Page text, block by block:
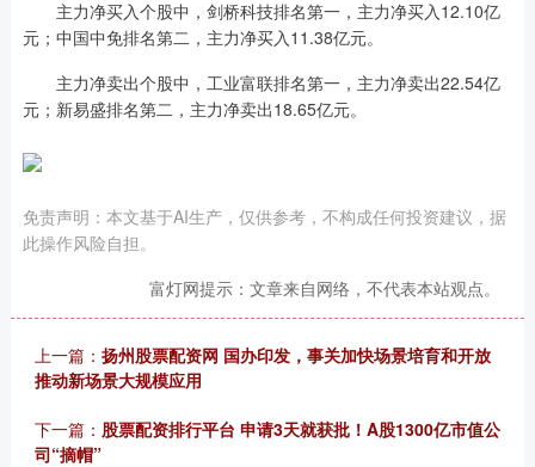
主力净买入个股中，剑桥科技排名第一，主力净买入12.10亿
元；中国中免排名第二，主力净买入11.38亿元。
主力净卖出个股中，工业富联排名第一，主力净卖出22.54亿
元；新易盛排名第二，主力净卖出18.65亿元。
免责声明：本文基于AI生产，仅供参考，不构成任何投资建议，据
此操作风险自担。
富灯网提示：文章来自网络，不代表本站观点。
上一篇： 扬州股票配资网 国办印发，事关加快场景培育和开放
推动新场景大规模应用
下一篇： 股票配资排行平台 申请3天就获批！A股1300亿市值公
司“摘帽”